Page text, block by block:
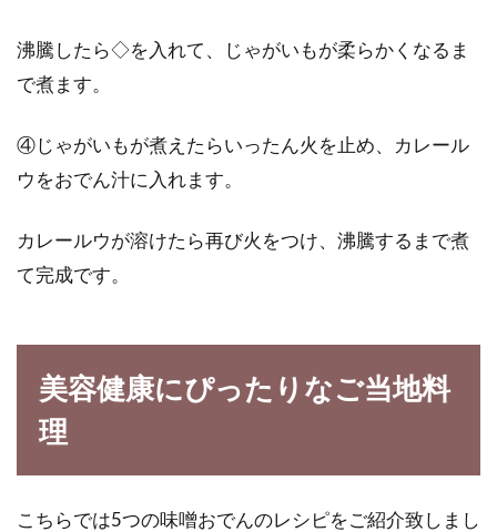
沸騰したら◇を入れて、じゃがいもが柔らかくなるま
で煮ます。
④じゃがいもが煮えたらいったん火を止め、カレール
ウをおでん汁に入れます。
カレールウが溶けたら再び火をつけ、沸騰するまで煮
て完成です。
美容健康にぴったりなご当地料
理
こちらでは5つの味噌おでんのレシピをご紹介致しまし